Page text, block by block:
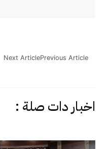
Previous Article
Next Article
اخبار دات صلة :